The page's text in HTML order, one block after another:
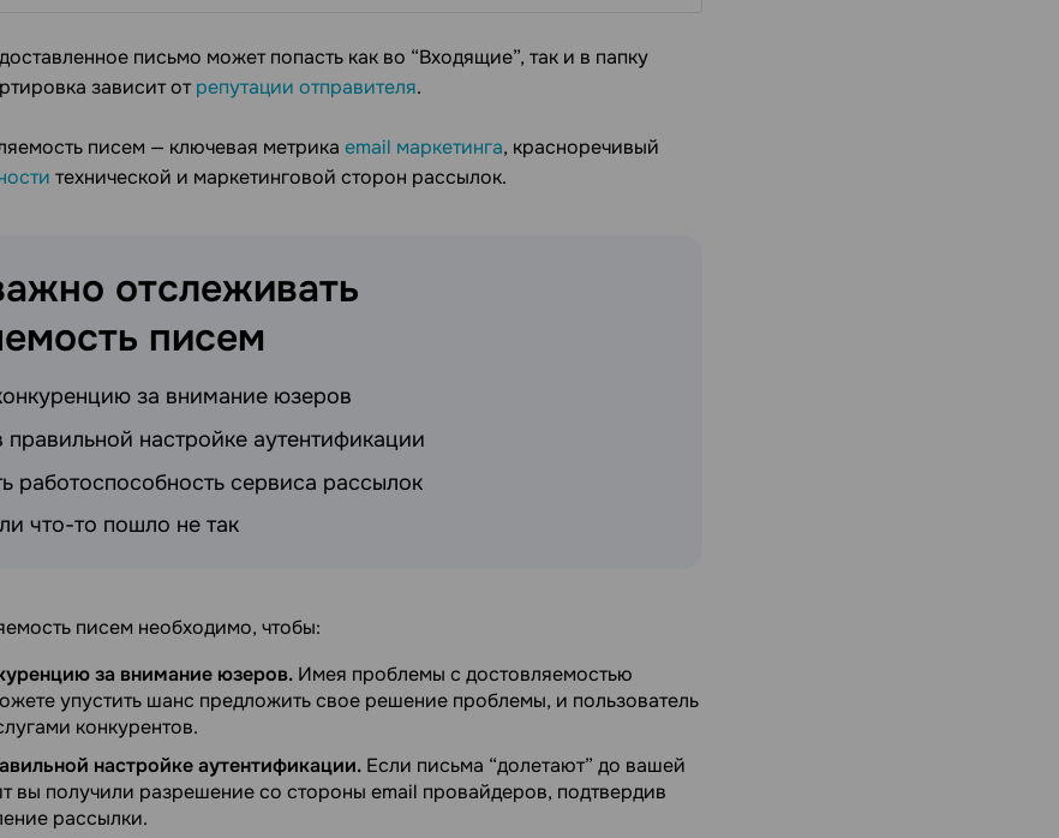
письмо может попасть как во “Входящие”, так и в папку
зависит отрепутации отправителя.
писем — ключевая метрика email маркетинга, красноречивый
технической и маркетинговой сторон рассылок.
отслеживать
писем
за внимание юзеров
правильной настройке аутентификации
работоспособность сервиса рассылок
что-то пошло не так
писем необходимо, чтобы:
за внимание юзеров. Имея проблемы с достовляемостью
упустить шанс предложить свое решение проблемы, и пользователь
конкурентов.
настройке аутентификации. Если письма “долетают” до вашей
вы получили разрешение со стороны email провайдеров, подтвердив
рассылки.